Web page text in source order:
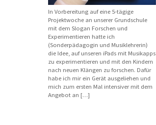
In Vorbereitung auf eine 5-tägige
Projektwoche an unserer Grundschule
mit dem Slogan Forschen und
Experimentieren hatte ich
(Sonderpädagogin und Musiklehrerin)
die Idee, auf unseren iPads mit Musikapps
zu experimentieren und mit den Kindern
nach neuen Klängen zu forschen. Dafür
habe ich mir ein Gerät ausgeliehen und
mich zum ersten Mal intensiver mit dem
Angebot an […]